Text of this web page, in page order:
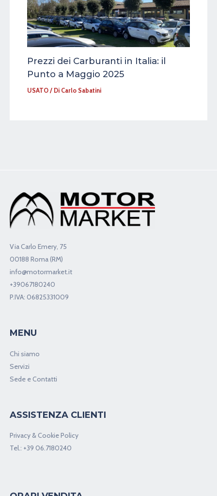
Prezzi dei Carburanti in Italia: il
Punto a Maggio 2025
USATO / Di Carlo Sabatini
Via Carlo Emery, 75
00188 Roma (RM)
info@motormarket.it
+39067180240
P.IVA: 06825331009
MENU
Chi siamo
Servizi
Sede e Contatti
ASSISTENZA CLIENTI
Privacy & Cookie Policy
Tel.: +39 06.7180240